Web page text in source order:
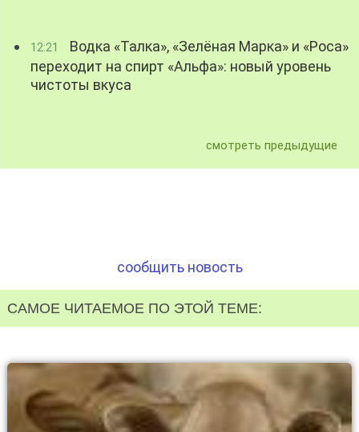
12:21
Водка «Талка», «Зелёная Марка» и «Роса»
переходит на спирт «Альфа»: новый уровень
чистоты вкуса
смотреть предыдущие
сообщить новость
САМОЕ ЧИТАЕМОЕ ПО ЭТОЙ ТЕМЕ: